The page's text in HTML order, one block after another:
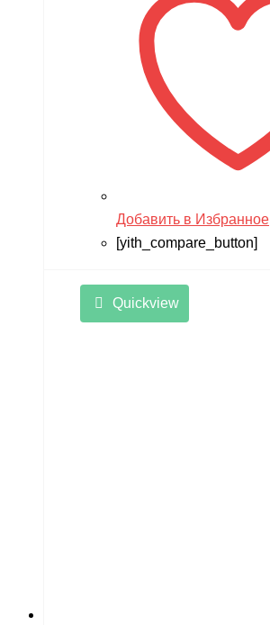
Добавить в Избранное
[yith_compare_button]
Quickview